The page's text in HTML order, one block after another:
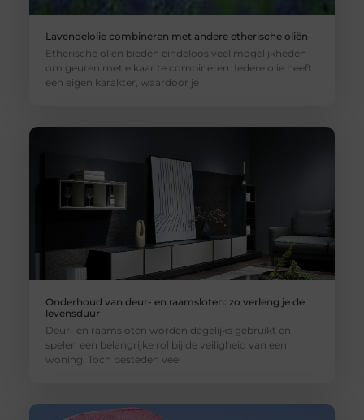
Lavendelolie combineren met andere etherische oliën
Etherische oliën bieden eindeloos veel mogelijkheden
om geuren met elkaar te combineren. Iedere olie heeft
een eigen karakter, waardoor je
Onderhoud van deur- en raamsloten: zo verleng je de
levensduur
Deur- en raamsloten worden dagelijks gebruikt en
spelen een belangrijke rol bij de veiligheid van een
woning. Toch besteden veel